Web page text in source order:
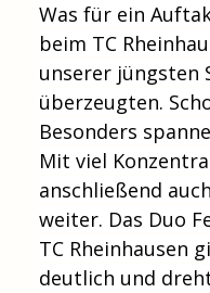
Was für ein
beim TC
unserer jüngsten
überzeugten.
Besonders
Mit viel
anschließend
weiter. Das Duo
TC Rheinhausen
deutlich und